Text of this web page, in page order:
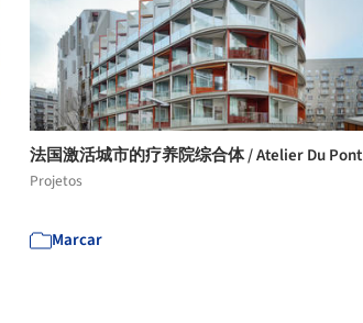
法国激活城市的疗养院综合体 / Atelier Du Pont
Projetos
Marcar